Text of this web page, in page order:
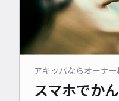
アキッパならオーナ
スマホでか